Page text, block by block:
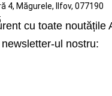
4, Măgurele, Ilfov, 077190
cu toate noutățile
ul nostru: